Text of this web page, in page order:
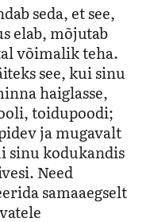
seda, et see,
elab, mõjutab
võimalik teha.
see, kui sinu
haiglasse,
toidupoodi;
ja mugavalt
sinu kodukandis
Need
samaaegselt